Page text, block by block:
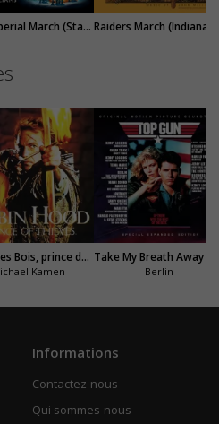
The Imperial March (Star Wars)
Robin des Bois, prince des voleurs
Kamen Berlin
Informations
Contactez-nous
Qui sommes-nous